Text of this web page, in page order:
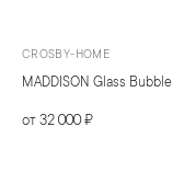
CROSBY-HOME
MADDISON Glass Bubble
от 32 000 ₽